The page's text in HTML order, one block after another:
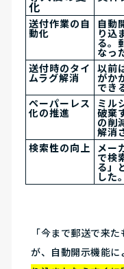
化
送付作業の自
動化
自動
り込
る。
なっ
送付時のタイ
ムラグ解消
以前
がか
でき
ペーパーレス
化の推進
ミル
破棄
の削
解消
検索性の向上
メー
で検
る」
した
「今まで郵送で来
が、自動開示機能